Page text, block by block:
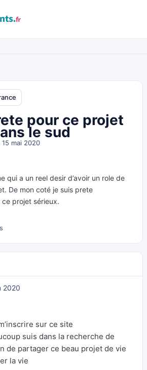
pour ce projet
le sud
15 mai 2020
qui a un reel desir d’avoir un role de
De mon coté je suis prete
projet sérieux.
2020
sur ce site
suis dans la recherche de
de partager ce beau projet de vie
la vie